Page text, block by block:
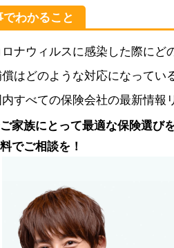
でわかること
ロナウィルスに感染した際にど
はどのような対応になってい
内すべての保険会社の最新情報
家族にとって最適な保険選び
でご相談を！